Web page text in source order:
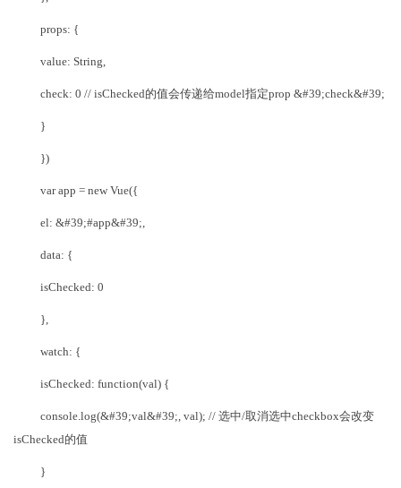
props: {
value: String,
check: 0 // isChecked的值会传递给model指定prop &#39;check&#39;
}
})
var app = new Vue({
el: &#39;#app&#39;,
data: {
isChecked: 0
},
watch: {
isChecked: function(val) {
console.log(&#39;val&#39;, val); // 选中/取消选中checkbox会改变
isChecked的值
}